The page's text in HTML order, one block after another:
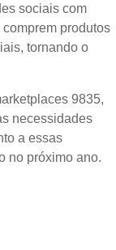
sociais com
produtos
tornando o
9835,
necessidades
a essas
no próximo ano.